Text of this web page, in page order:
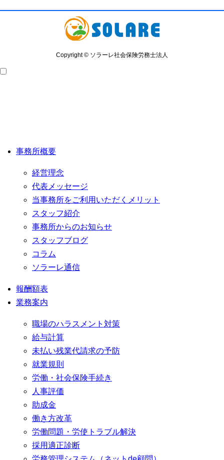
Copyright © ソラーレ社会保険労務士法人
事務所概要
経営理念
代表メッセージ
当事務所をご利用いただくメリット
スタッフ紹介
事務所からのお知らせ
スタッフブログ
コラム
ソラーレ通信
報酬額表
業務案内
職場のハラスメント対策
給与計算
未払い残業代請求の予防
就業規則
労働・社会保険手続き
人事評価
助成金
働き方改革
労働問題・労使トラブル解決
採用適正診断